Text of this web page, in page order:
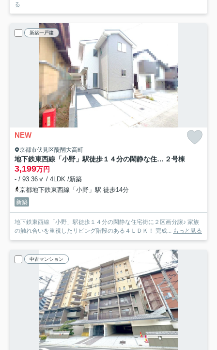
る
新築一戸建
NEW
京都市伏見区醍醐大高町
地下鉄東西線「小野」駅徒歩１４分の閑静な住宅街に立つ４ＬＤＫ◆駐車２台可◆京都市伏見区醍醐大高町1期 ２号棟
3,199万円
- / 93.36㎡ / 4LDK /新築
京都地下鉄東西線「小野」駅 徒歩14分
新築
地下鉄東西線「小野」駅徒歩１４分の閑静な住宅街に２区画分譲♪ 家族
の触れ合いを重視したリビング階段のある４ＬＤＫ！ 完成... もっと見る
中古マンション